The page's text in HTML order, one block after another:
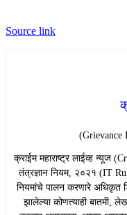
Source link
(Grievance
​क्राईम महाराष्ट्र लाईव्ह न्यूज
तंत्रज्ञान नियम, २०२१ (IT
नियमांचे पालन करणारे अधिकृत
झालेल्या कोणत्याही बातमी,